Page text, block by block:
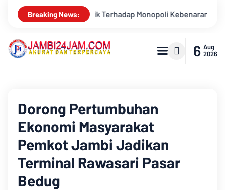
Breaking News:
oleh Media dan Aktivis Kemarau Memuncak,
6 Aug
2026
Dorong Pertumbuhan
Ekonomi Masyarakat
Pemkot Jambi Jadikan
Terminal Rawasari Pasar
Bedug